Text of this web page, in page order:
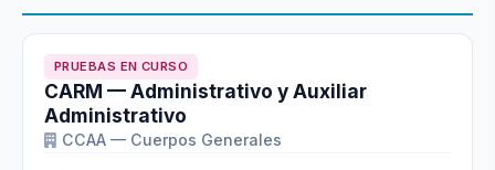
PRUEBAS EN CURSO
CARM — Administrativo y Auxiliar
Administrativo
CCAA — Cuerpos Generales